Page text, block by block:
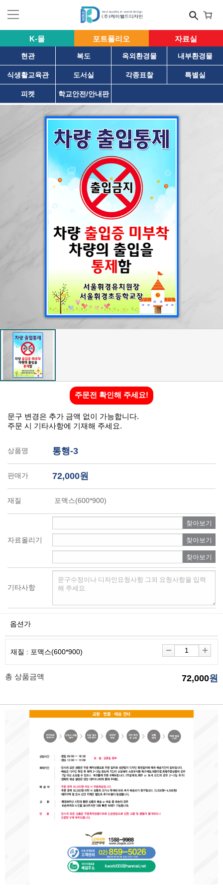
K-몰 포트폴리오 자료실
현관 복도 옥외환경물 내부환경물
식생활교육관 도서실 각종표찰 특별실
피켓 학교안전/안내판
주문전 확인해 주세요!
문구 변경은 추가 금액 없이 가능합니다.
주문 시 기타사항에 기재해 주세요.
상품명 통행-3
판매가 72,000원
재질 포맥스(600*900)
자료올리기
찾아보기
찾아보기
찾아보기
기타사항
옵션가
재질 : 포맥스(600*900)
총 상품금액 72,000원